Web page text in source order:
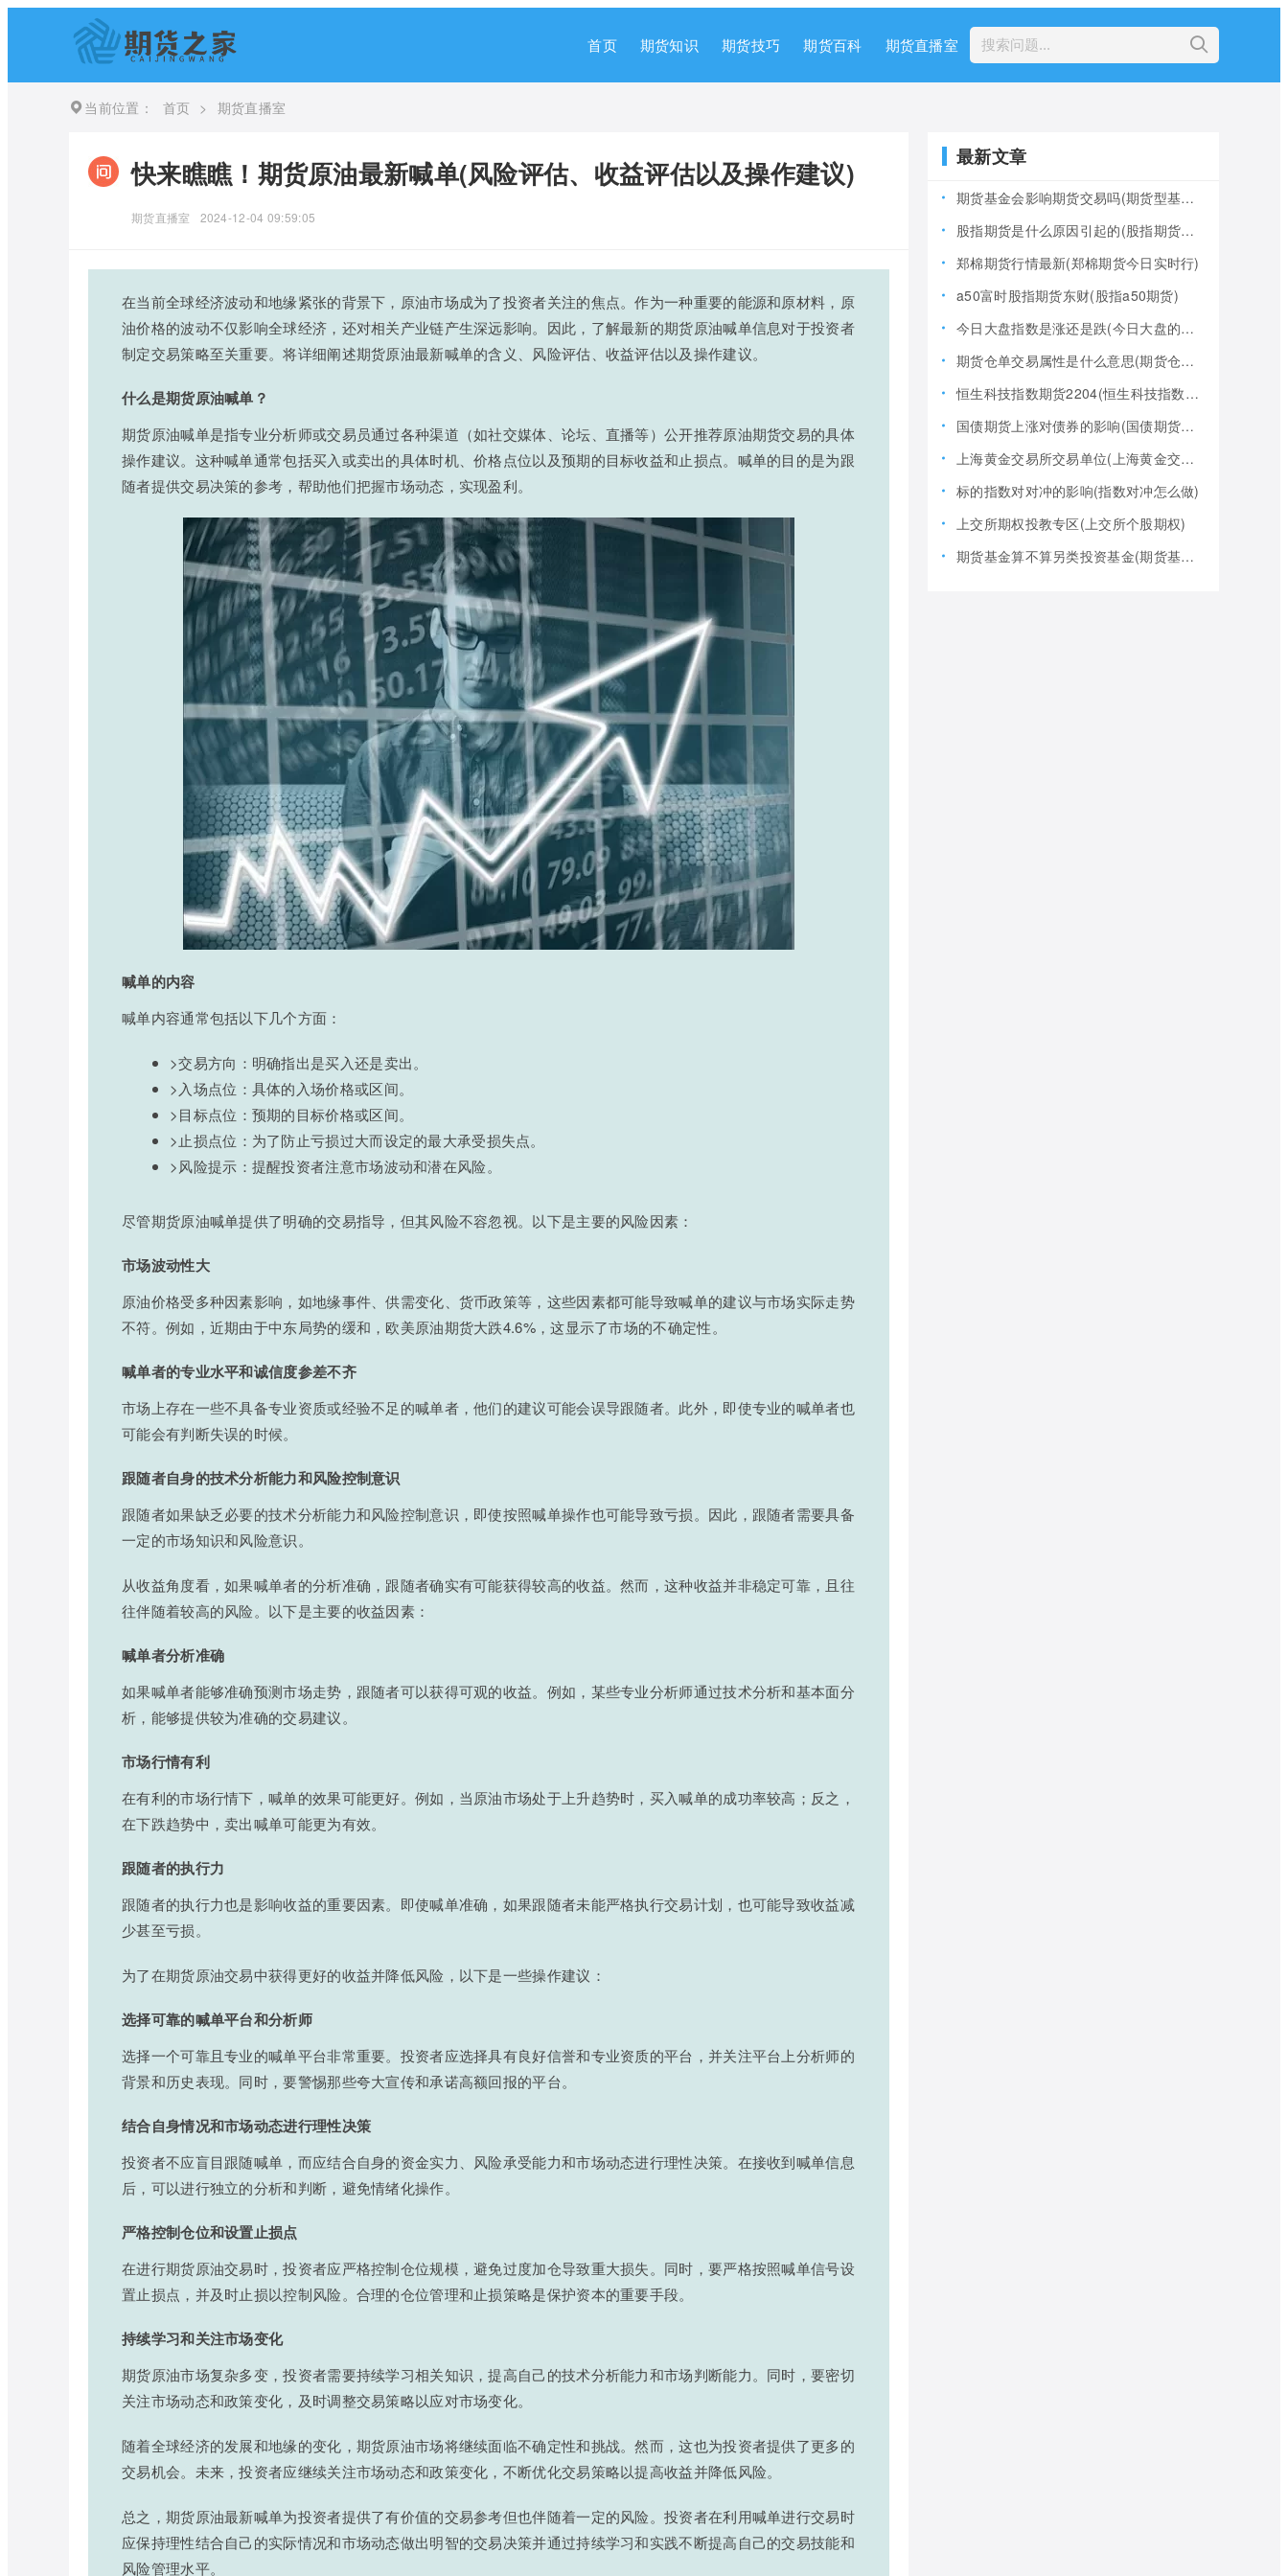
首页 期货知识 期货技巧 期货百科 期货直播室
当前位置： 首页 > 期货直播室
快来瞧瞧！期货原油最新喊单(风险评估、收益评估以及操作建议)
期货直播室 2024-12-04 09:59:05
在当前全球经济波动和地缘紧张的背景下，原油市场成为了投资者关注的焦点。作为一种重要的能源和原材料，原
油价格的波动不仅影响全球经济，还对相关产业链产生深远影响。因此，了解最新的期货原油喊单信息对于投资者
制定交易策略至关重要。将详细阐述期货原油最新喊单的含义、风险评估、收益评估以及操作建议。
什么是期货原油喊单？
期货原油喊单是指专业分析师或交易员通过各种渠道（如社交媒体、论坛、直播等）公开推荐原油期货交易的具体
操作建议。这种喊单通常包括买入或卖出的具体时机、价格点位以及预期的目标收益和止损点。喊单的目的是为跟
随者提供交易决策的参考，帮助他们把握市场动态，实现盈利。
喊单的内容
喊单内容通常包括以下几个方面：
>交易方向：明确指出是买入还是卖出。
>入场点位：具体的入场价格或区间。
>目标点位：预期的目标价格或区间。
>止损点位：为了防止亏损过大而设定的最大承受损失点。
>风险提示：提醒投资者注意市场波动和潜在风险。
尽管期货原油喊单提供了明确的交易指导，但其风险不容忽视。以下是主要的风险因素：
市场波动性大
原油价格受多种因素影响，如地缘事件、供需变化、货币政策等，这些因素都可能导致喊单的建议与市场实际走势
不符。例如，近期由于中东局势的缓和，欧美原油期货大跌4.6%，这显示了市场的不确定性。
喊单者的专业水平和诚信度参差不齐
市场上存在一些不具备专业资质或经验不足的喊单者，他们的建议可能会误导跟随者。此外，即使专业的喊单者也
可能会有判断失误的时候。
跟随者自身的技术分析能力和风险控制意识
跟随者如果缺乏必要的技术分析能力和风险控制意识，即使按照喊单操作也可能导致亏损。因此，跟随者需要具备
一定的市场知识和风险意识。
从收益角度看，如果喊单者的分析准确，跟随者确实有可能获得较高的收益。然而，这种收益并非稳定可靠，且往
往伴随着较高的风险。以下是主要的收益因素：
喊单者分析准确
如果喊单者能够准确预测市场走势，跟随者可以获得可观的收益。例如，某些专业分析师通过技术分析和基本面分
析，能够提供较为准确的交易建议。
市场行情有利
在有利的市场行情下，喊单的效果可能更好。例如，当原油市场处于上升趋势时，买入喊单的成功率较高；反之，
在下跌趋势中，卖出喊单可能更为有效。
跟随者的执行力
跟随者的执行力也是影响收益的重要因素。即使喊单准确，如果跟随者未能严格执行交易计划，也可能导致收益减
少甚至亏损。
为了在期货原油交易中获得更好的收益并降低风险，以下是一些操作建议：
选择可靠的喊单平台和分析师
选择一个可靠且专业的喊单平台非常重要。投资者应选择具有良好信誉和专业资质的平台，并关注平台上分析师的
背景和历史表现。同时，要警惕那些夸大宣传和承诺高额回报的平台。
结合自身情况和市场动态进行理性决策
投资者不应盲目跟随喊单，而应结合自身的资金实力、风险承受能力和市场动态进行理性决策。在接收到喊单信息
后，可以进行独立的分析和判断，避免情绪化操作。
严格控制仓位和设置止损点
在进行期货原油交易时，投资者应严格控制仓位规模，避免过度加仓导致重大损失。同时，要严格按照喊单信号设
置止损点，并及时止损以控制风险。合理的仓位管理和止损策略是保护资本的重要手段。
持续学习和关注市场变化
期货原油市场复杂多变，投资者需要持续学习相关知识，提高自己的技术分析能力和市场判断能力。同时，要密切
关注市场动态和政策变化，及时调整交易策略以应对市场变化。
随着全球经济的发展和地缘的变化，期货原油市场将继续面临不确定性和挑战。然而，这也为投资者提供了更多的
交易机会。未来，投资者应继续关注市场动态和政策变化，不断优化交易策略以提高收益并降低风险。
总之，期货原油最新喊单为投资者提供了有价值的交易参考但也伴随着一定的风险。投资者在利用喊单进行交易时
应保持理性结合自己的实际情况和市场动态做出明智的交易决策并通过持续学习和实践不断提高自己的交易技能和
风险管理水平。
最新文章
期货基金会影响期货交易吗(期货型基金风险大吗)
股指期货是什么原因引起的(股指期货产生的原因)
郑棉期货行情最新(郑棉期货今日实时行)
a50富时股指期货东财(股指a50期货)
今日大盘指数是涨还是跌(今日大盘的指数是多少)
期货仓单交易属性是什么意思(期货仓是什么意思)
恒生科技指数期货2204(恒生科技指数期货夜盘)
国债期货上涨对债券的影响(国债期货上涨对债券的影响大吗)
上海黄金交易所交易单位(上海黄金交易所全称)
标的指数对对冲的影响(指数对冲怎么做)
上交所期权投教专区(上交所个股期权)
期货基金算不算另类投资基金(期货基金是期货还是基金)